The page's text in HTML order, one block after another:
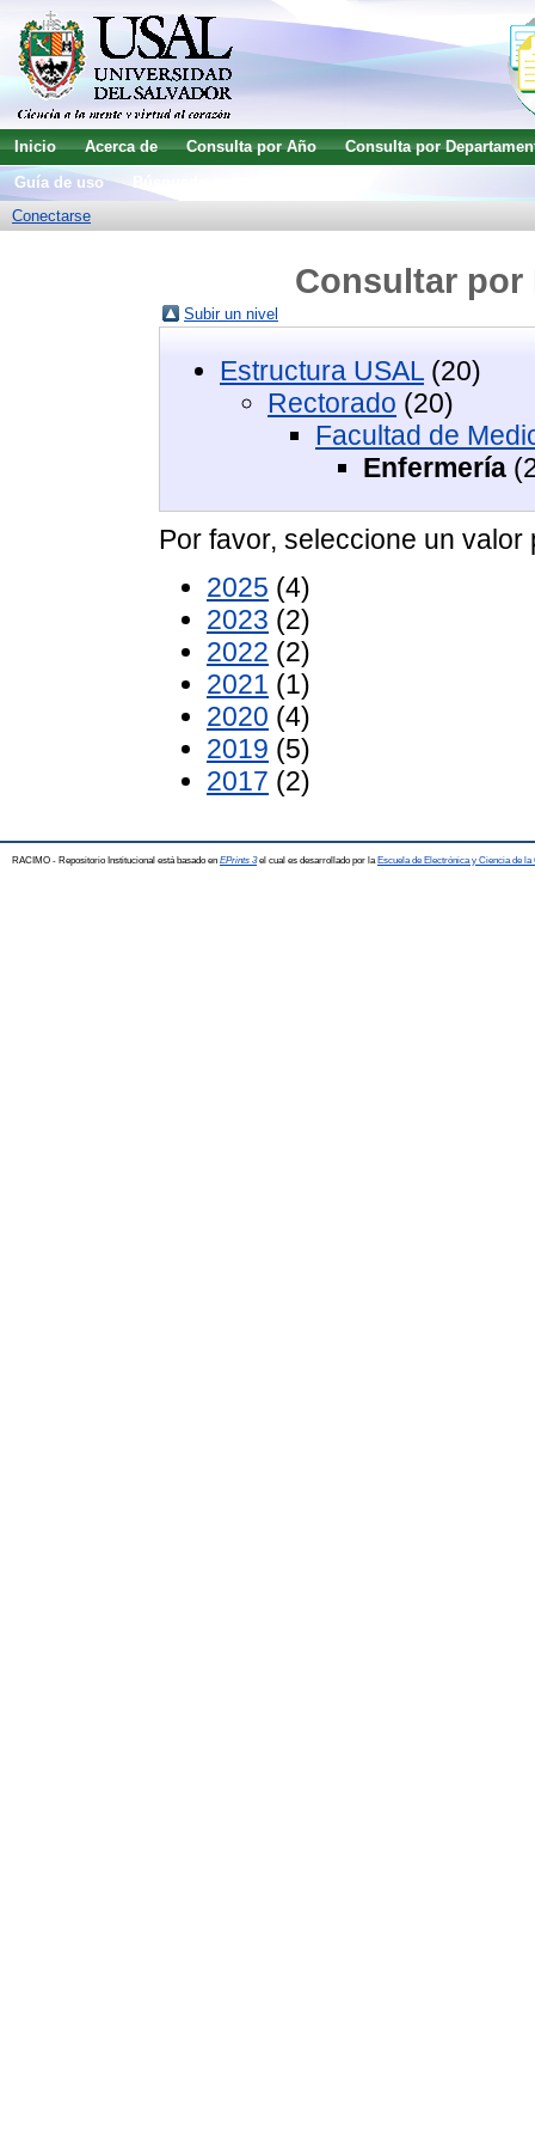
Inicio Acerca de Consulta por Año
Consulta por
Guía de uso
Conectarse
Consultar
Subir un nivel
Estructura USAL (20)
Rectorado (20)
Facultad de
Enfermería
Por favor, seleccione un
2025 (4)
2023 (2)
2022 (2)
2021 (1)
2020 (4)
2019 (5)
2017 (2)
RACIMO - Repositorio Institucional está basado en EPrints 3el cual es desarrollado por la Escuela de Electrónica y Ciencia de la